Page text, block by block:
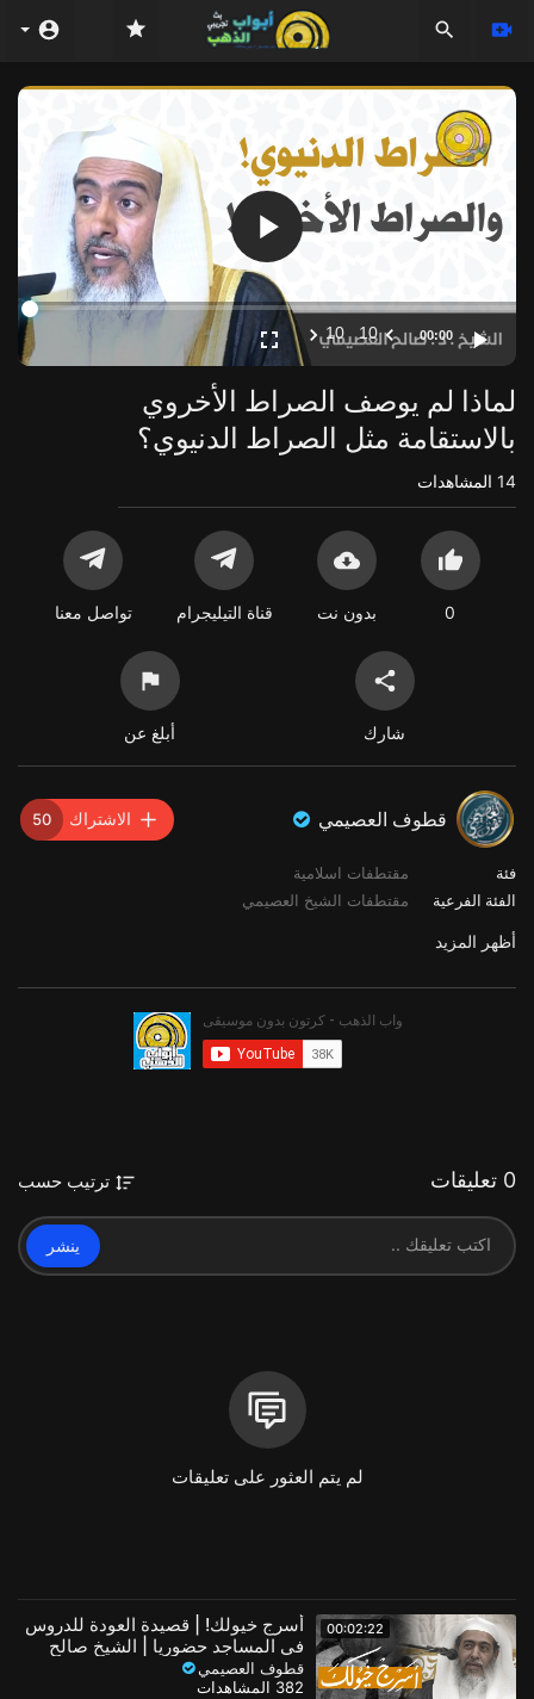
Video
Player
00:00
10
10
لماذا لم يوصف الصراط الأخروي
بالاستقامة مثل الصراط الدنيوي؟
14 المشاهدات
0 بدون نت قناة التيليجرام تواصل معنا
شارك أبلغ عن
قطوف العصيمي الاشتراك 50
فئة
مقتطفات اسلامية
الفئة الفرعية
مقتطفات الشيخ العصيمي
أظهر المزيد
0 تعليقات ترتيب حسب
ينشر
لم يتم العثور على تعليقات
00:02:22
أسرج خيولك! | قصيدة العودة للدروس
في المساجد حضوريا | الشيخ صالح
العصيمي
قطوف العصيمي
382 المشاهدات